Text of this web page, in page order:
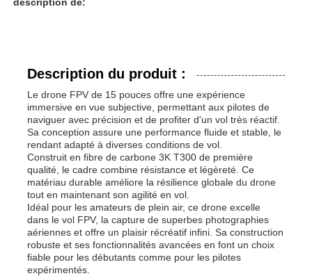
Description du produit :
Le drone FPV de 15 pouces offre une expérience
immersive en vue subjective, permettant aux pilotes de
naviguer avec précision et de profiter d'un vol très réactif.
Sa conception assure une performance fluide et stable, le
rendant adapté à diverses conditions de vol.
Construit en fibre de carbone 3K T300 de première
qualité, le cadre combine résistance et légèreté. Ce
matériau durable améliore la résilience globale du drone
tout en maintenant son agilité en vol.
Idéal pour les amateurs de plein air, ce drone excelle
dans le vol FPV, la capture de superbes photographies
aériennes et offre un plaisir récréatif infini. Sa construction
robuste et ses fonctionnalités avancées en font un choix
fiable pour les débutants comme pour les pilotes
expérimentés.